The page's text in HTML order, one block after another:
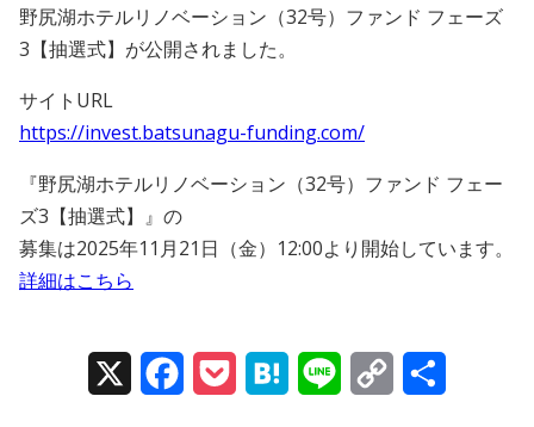
ログイン
野尻湖ホテルリノベーション（32号）ファンド フェーズ
3【抽選式】が公開されました。
サイトURL
https://invest.batsunagu-funding.com/
『野尻湖ホテルリノベーション（32号）ファンド フェー
ズ3【抽選式】』の
募集は2025年11月21日（金）12:00より開始しています。
詳細はこちら
Facebook
Pocket Hatena Line
Copy